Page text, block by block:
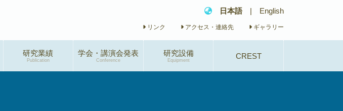
日本語 | English
リンク アクセス・連絡先 ギャラリー
研究業績
Publication
学会・講演会発表
Conference
研究設備
Equipment
CREST